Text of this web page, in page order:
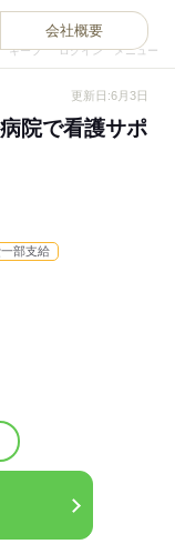
キープ ログイン メニュー
会社概要
更新日:6月3日
院で看護サポ
部支給